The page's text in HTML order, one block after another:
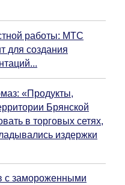
работы: МТС
для создания
«Продукты,
Брянской
в торговых сетях,
издержки
замороженными